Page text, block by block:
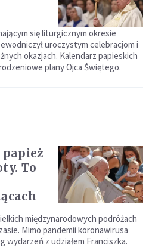
się liturgicznym okresie
uroczystym celebracjom i
okazjach. Kalendarz papieskich
plany Ojca Świętego.
To
międzynarodowych podróżach
Mimo pandemii koronawirusa
wydarzeń z udziałem Franciszka.